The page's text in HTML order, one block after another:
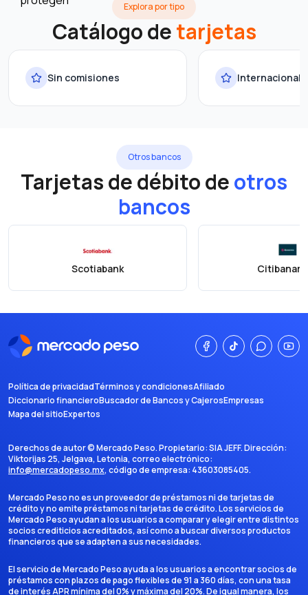
Explora por tipo
Catálogo detarjetas
Sin comisiones Internacional
Otros bancos
Tarjetas de débito deotros
bancos
Scotiabank
Política de privacidadTérminos y condicionesAfiliado
Diccionario financieroBuscador de Bancos y CajerosEmpresas
Mapa del sitioExpertos
Derechos de autor ©Mercado Peso. Propietario:SIA JEFF. Dirección:
Viktorijas 25, Jelgava, Letonia, correo electrónico:
info@mercadopeso.mx, código de empresa: 43603085405.
Mercado Peso no es un proveedor de préstamos ni de tarjetas de
crédito y no emite préstamos ni tarjetas de crédito. Los servicios de
Mercado Peso ayudan a los usuarios a comparar y elegir entre distintos
socios crediticios acreditados, así como a buscar diversos productos
financieros que se adapten a sus necesidades.
El servicio de Mercado Peso ayuda a los usuarios a encontrar socios de
préstamos con plazos de pago flexibles de 91 a 360 días, con una tasa
de interés APR mínima del 0% y máxima del 20%. De igual manera, los